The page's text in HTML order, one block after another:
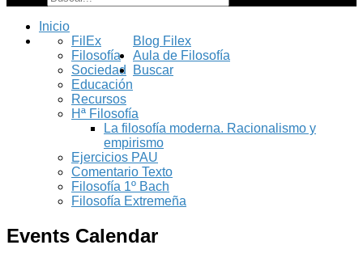
Inicio
Blog Filex
FilEx
Filosofía
Sociedad
Educación
Recursos
Aula de Filosofía
Hª Filosofía
La filosofía moderna. Racionalismo y
empirismo
Ejercicios PAU
Comentario Texto
Filosofía 1º Bach
Filosofía Extremeña
Buscar
Events Calendar